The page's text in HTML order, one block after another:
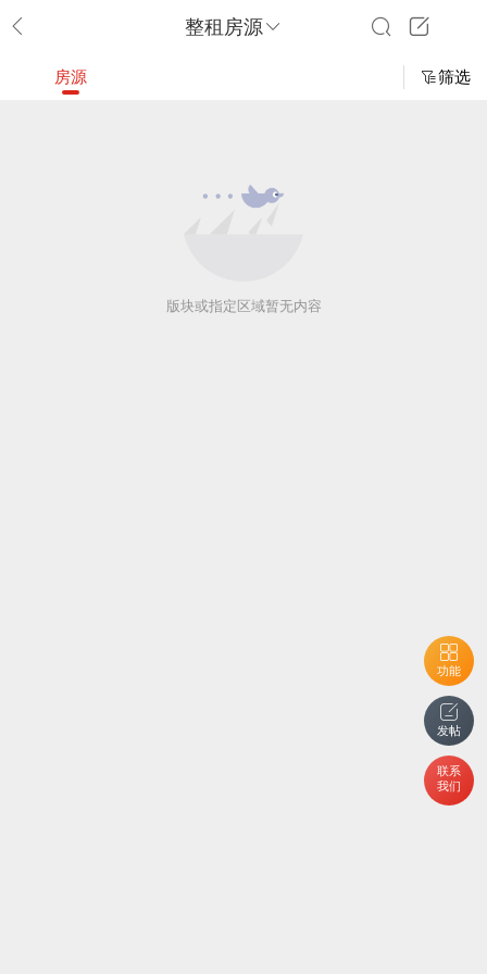
整租房源
功能
发帖
联系
我们
房源 筛选
版块或指定区域暂无内容